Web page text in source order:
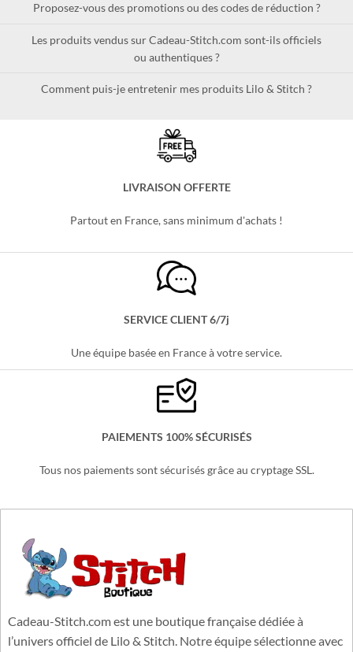
Proposez-vous des promotions ou des codes de réduction ?
Les produits vendus sur Cadeau-Stitch.com sont-ils officiels
ou authentiques ?
Comment puis-je entretenir mes produits Lilo & Stitch ?
LIVRAISON OFFERTE
Partout en France, sans minimum d'achats !
SERVICE CLIENT 6/7j
Une équipe basée en France à votre service.
PAIEMENTS 100% SÉCURISÉS
Tous nos paiements sont sécurisés grâce au cryptage SSL.
Cadeau-Stitch.com est une boutique française dédiée à
l’univers officiel de Lilo & Stitch. Notre équipe sélectionne avec